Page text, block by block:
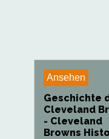
Ansehen
Geschichte
Cleveland
- Cleveland
Browns